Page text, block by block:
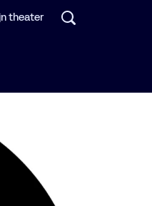
theater